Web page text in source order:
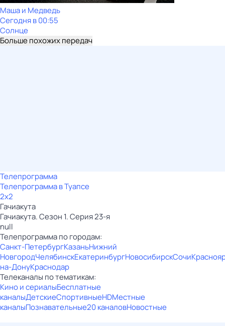
Маша и Медведь
Сегодня в 00:55
Солнце
Больше похожих передач
Телепрограмма
Телепрограмма в Туапсе
2x2
Гачиакута
Гачиакута. Сезон 1. Серия 23-я
null
Телепрограмма по городам:
Санкт-ПетербургКазаньНижний
НовгородЧелябинскЕкатеринбургНовосибирскСочи
на-ДонуКраснодар
Телеканалы по тематикам:
Кино и сериалыБесплатные
каналыДетскиеСпортивныеHDМестные
каналыПознавательные20 каналовНовостные